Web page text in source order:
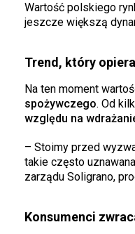
Wartość polskiego
jeszcze większą
Trend, który
Na ten moment
spożywczego. Od
względu na
– Stoimy przed
takie często
zarządu Soligrano,
Konsumenci